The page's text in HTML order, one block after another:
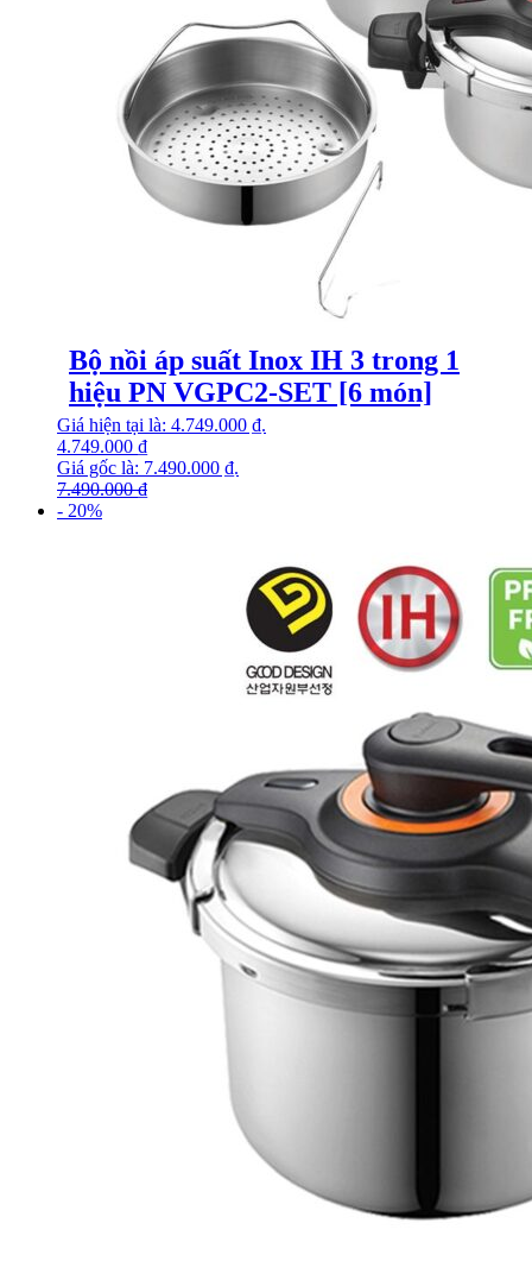
Bộ nồi áp suất Inox IH 3 trong 1
hiệu PN VGPC2-SET [6 món]
7.490.000₫
Giá gốc là: 7.490.000 ₫.
4.749.000 ₫
Giá hiện tại là: 4.749.000 ₫.
- 20%